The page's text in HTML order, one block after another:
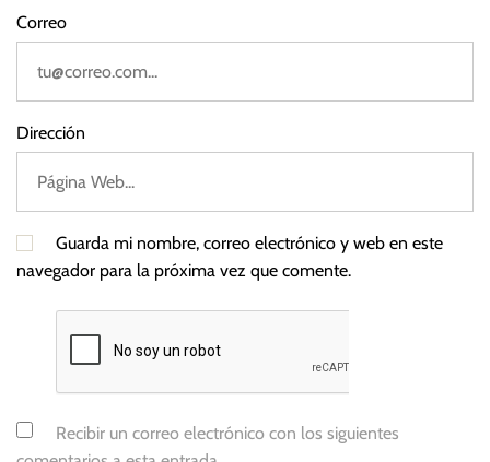
r
u
n
Correo
Dirección
Guarda mi nombre, correo electrónico y web en este
navegador para la próxima vez que comente.
Recibir un correo electrónico con los siguientes